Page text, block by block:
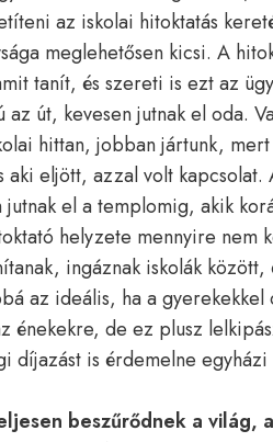
az iskolai hitoktatás
meglehetősen kicsi. A
tanít, és szereti is ezt az
út, kevesen jutnak el oda.
hittan, jobban jártunk,
aki eljött, azzal volt kapcsolat.
el a templomig, akik
helyzete mennyire nem
ingáznak iskolák
az ideális, ha a gyerekekkel
énekekre, de ez plusz
díjazást is érdemelne
beszűrődnek a világ,